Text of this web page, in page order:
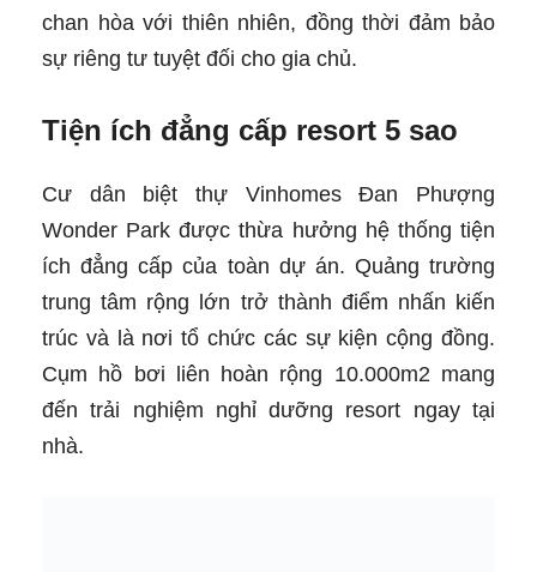
chan hòa với thiên nhiên, đồng thời đảm bảo
sự riêng tư tuyệt đối cho gia chủ.
Tiện ích đẳng cấp resort 5 sao
Cư dân biệt thự Vinhomes Đan Phượng
Wonder Park được thừa hưởng hệ thống tiện
ích đẳng cấp của toàn dự án. Quảng trường
trung tâm rộng lớn trở thành điểm nhấn kiến
trúc và là nơi tổ chức các sự kiện cộng đồng.
Cụm hồ bơi liên hoàn rộng 10.000m2 mang
đến trải nghiệm nghỉ dưỡng resort ngay tại
nhà.